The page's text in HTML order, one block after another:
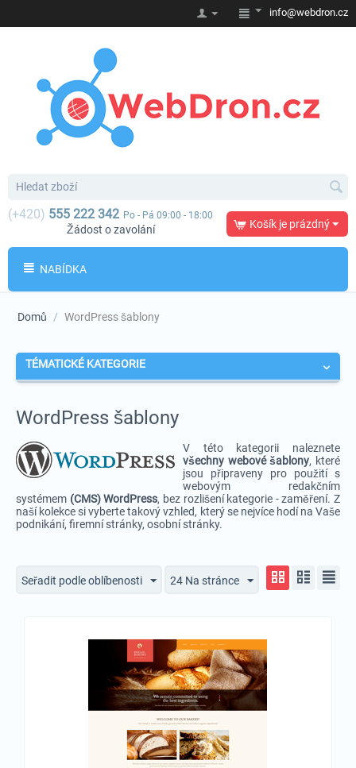
info@webdron.cz
(+420) 555 222 342 Po - Pá 09:00 - 18:00
Žádost o zavolání Košík je prázdný
NABÍDKA
Domů / WordPress šablony
TÉMATICKÉ KATEGORIE
WordPress šablony
V této kategorii naleznete
všechny webové šablony, které
jsou připraveny pro použití s
webovým redakčním
systémem (CMS) WordPress, bez rozlišení kategorie - zaměření. Z
naší kolekce si vyberte takový vzhled, který se nejvíce hodí na Vaše
podnikání, firemní stránky, osobní stránky.
Seřadit podle oblíbenosti 24 Na stránce